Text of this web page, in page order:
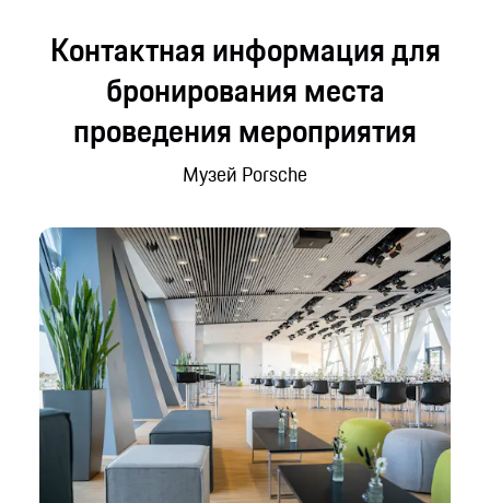
Контактная информация для
бронирования места
проведения мероприятия
Музей Porsche